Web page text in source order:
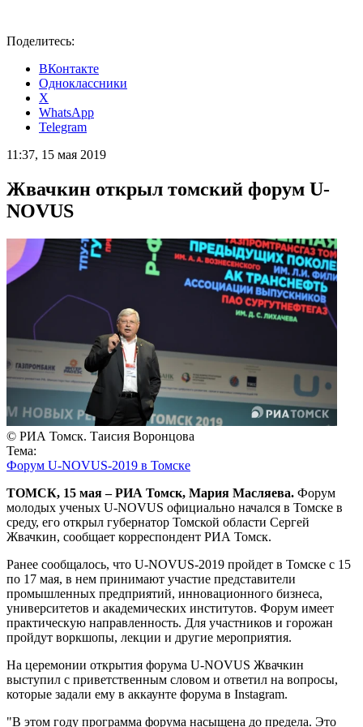
Поделитесь:
ВКонтакте
Одноклассники
X
WhatsApp
Telegram
11:37, 15 мая 2019
Жвачкин открыл томский форум U-
NOVUS
© РИА Томск. Таисия Воронцова
Тема:
Форум U-NOVUS-2019 в Томске
ТОМСК, 15 мая – РИА Томск, Мария Масляева. Форум
молодых ученых U-NOVUS официально начался в Томске в
среду, его открыл губернатор Томской области Сергей
Жвачкин, сообщает корреспондент РИА Томск.
Ранее сообщалось, что U-NOVUS-2019 пройдет в Томске с 15
по 17 мая, в нем принимают участие представители
промышленных предприятий, инновационного бизнеса,
университетов и академических институтов. Форум имеет
практическую направленность. Для участников и горожан
пройдут воркшопы, лекции и другие мероприятия.
На церемонии открытия форума U-NOVUS Жвачкин
выступил с приветственным словом и ответил на вопросы,
которые задали ему в аккаунте форума в Instagram.
"В этом году программа форума насыщена до предела. Это